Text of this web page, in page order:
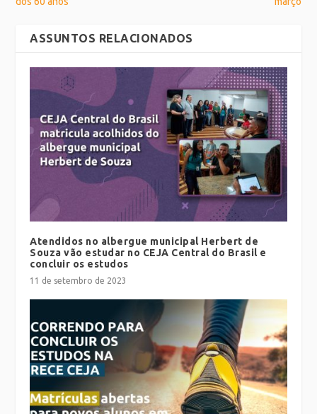
ASSUNTOS RELACIONADOS
Atendidos no albergue municipal Herbert de
Souza vão estudar no CEJA Central do Brasil e
concluir os estudos
11 de setembro de 2023